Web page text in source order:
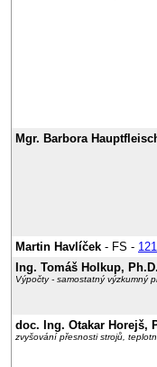
Mgr. Barbora
Martin Havlíček - FS -
Ing. Tomáš Holkup, Ph.D.
Výpočty - samostatný výzkumný
doc. Ing. Otakar Horejš,
zvyšování přesnosti strojů,